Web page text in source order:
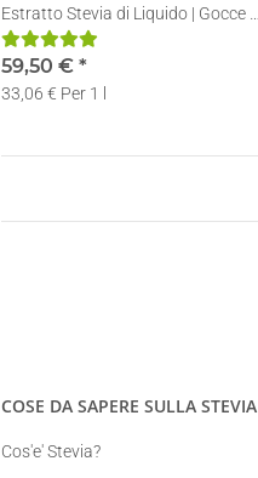
Estratto Stevia di Liquido | Gocce di
Stevia | 12x150ml
59,50 € *
33,06 € Per 1 l
COSE DA SAPERE SULLA STEVIA
Cos'e' Stevia?